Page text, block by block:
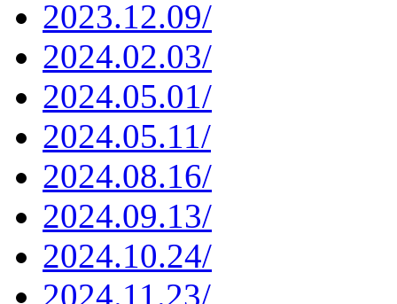
2023.12.09/
2024.02.03/
2024.05.01/
2024.05.11/
2024.08.16/
2024.09.13/
2024.10.24/
2024.11.23/